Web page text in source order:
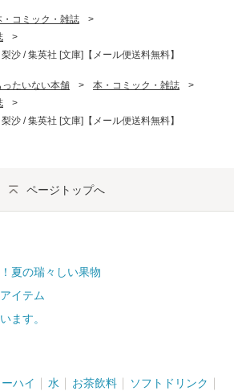
・コミック・雑誌
>
>
沙 / 集英社 [文庫]【メール便送料無料】
ったいない本舗 > 本・コミック・雑誌
>
>
沙 / 集英社 [文庫]【メール便送料無料】
ページトップへ
夏の瑞々しい果物
イテム
ます。
ハイ 水 お茶飲料 ソフトドリンク